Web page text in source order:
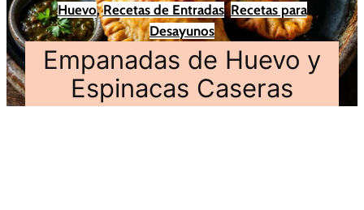
Huevo, Recetas de Entradas, Recetas para
Desayunos
Empanadas de Huevo y
Espinacas Caseras